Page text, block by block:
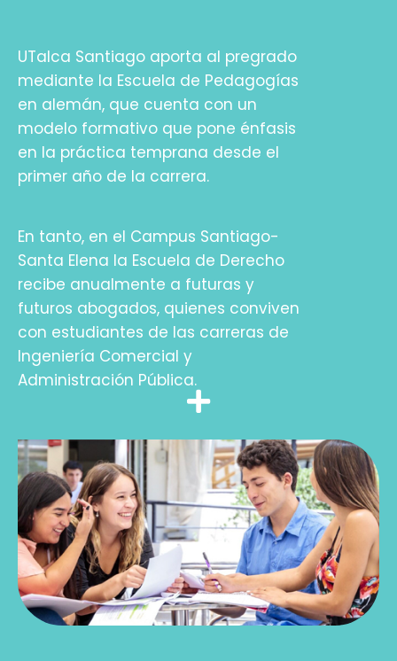
UTalca Santiago aporta al pregrado
mediante la Escuela de Pedagogías
en alemán, que cuenta con un
modelo formativo que pone énfasis
en la práctica temprana desde el
primer año de la carrera.
En tanto, en el Campus Santiago-
Santa Elena la Escuela de Derecho
recibe anualmente a futuras y
futuros abogados, quienes conviven
con estudiantes de las carreras de
Ingeniería Comercial y
Administración Pública.